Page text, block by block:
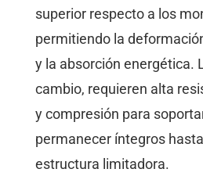
superior respecto a los
permitiendo la
y la absorción energética.
cambio, requieren alta
y compresión para
permanecer íntegros
estructura limitadora.